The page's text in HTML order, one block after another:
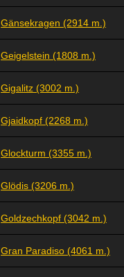
Gänsekragen (2914 m.)
Geigelstein (1808 m.)
Gigalitz (3002 m.)
Gjaidkopf (2268 m.)
Glockturm (3355 m.)
Glödis (3206 m.)
Goldzechkopf (3042 m.)
Gran Paradiso (4061 m.)